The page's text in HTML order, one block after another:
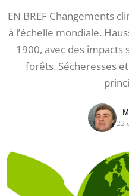
EN BREF Changements
à l’échelle mondiale.
1900, avec des impacts
forêts. Sécheresses
22